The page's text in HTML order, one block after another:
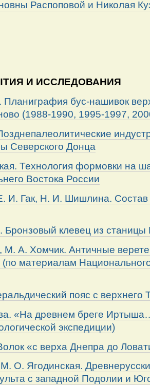
Распоповой и Николая
И ИССЛЕДОВАНИЯ
Планиграфия бус-нашивок
(1988-1990, 1995-1997,
Северского Донца
Технология формовки на
Востока России
И. Гак, Н. И. Шишлина.
клевец из станицы
М. А. Хомчик. Античные
материалам
пояс с верхнего
«На древнем бреге
экспедиции)
«с верха Днепра до
О. Ягодинская.
с западной Подолии и